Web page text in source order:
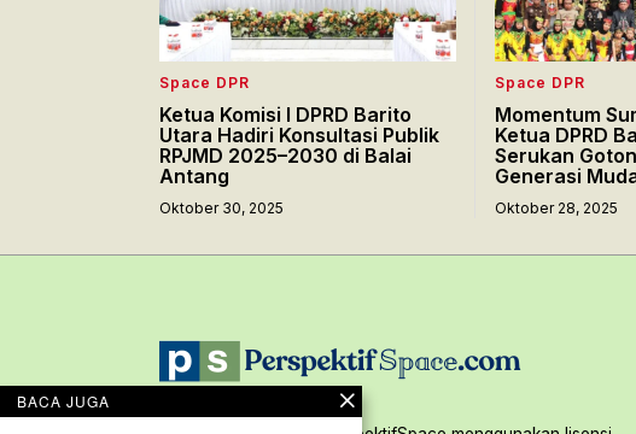
Space DPR
Ketua Komisi I DPRD Barito
Utara Hadiri Konsultasi Publik
RPJMD 2025–2030 di Balai
Antang
Oktober 30, 2025
Space DPR
Momentum
Ketua DPRD
Serukan
Generasi
Oktober 28, 2025
BACA JUGA